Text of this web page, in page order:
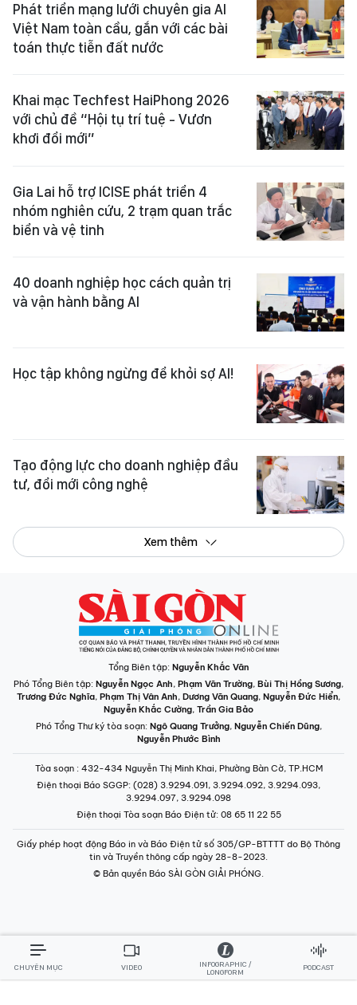
Phát triển mạng lưới chuyên gia AI
Việt Nam toàn cầu, gắn với các bài
toán thực tiễn đất nước
Khai mạc Techfest HaiPhong 2026
với chủ đề “Hội tụ trí tuệ - Vươn
khơi đổi mới”
Gia Lai hỗ trợ ICISE phát triển 4
nhóm nghiên cứu, 2 trạm quan trắc
biển và vệ tinh
40 doanh nghiệp học cách quản trị
và vận hành bằng AI
Học tập không ngừng để khỏi sợ AI!
Tạo động lực cho doanh nghiệp đầu
tư, đổi mới công nghệ
Xem thêm
Tổng Biên tập: Nguyễn Khắc Văn
Phó Tổng Biên tập: Nguyễn Ngọc Anh, Phạm Văn Trường, Bùi Thị Hồng Sương,
Trương Đức Nghĩa, Phạm Thị Vân Anh, Dương Văn Quang, Nguyễn Đức Hiển,
Nguyễn Khắc Cường, Trần Gia Bảo
Phó Tổng Thư ký tòa soạn: Ngô Quang Trưởng, Nguyễn Chiến Dũng,
Nguyễn Phước Bình
Tòa soạn : 432-434 Nguyễn Thị Minh Khai, Phường Bàn Cờ, TP.HCM
Điện thoại Báo SGGP: (028) 3.9294.091, 3.9294.092, 3.9294.093,
3.9294.097, 3.9294.098
Điện thoại Tòa soạn Báo Điện tử: 08 65 11 22 55
Giấy phép hoạt động Báo in và Báo Điện tử số 305/GP-BTTTT do Bộ Thông
tin và Truyền thông cấp ngày 28-8-2023.
© Bản quyền Báo SÀI GÒN GIẢI PHÓNG.
CHUYÊN MỤC VIDEO
INFOGRAPHIC /
LONGFORM
PODCAST